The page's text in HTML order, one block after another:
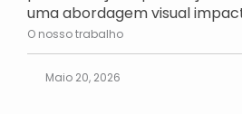
uma abordagem visual
O nosso trabalho
Maio 20, 2026